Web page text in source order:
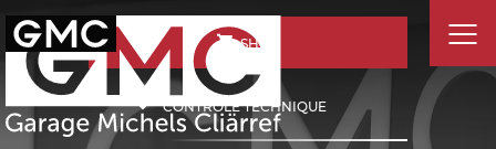
SHOP
CONTRÔLE TECHNIQUE